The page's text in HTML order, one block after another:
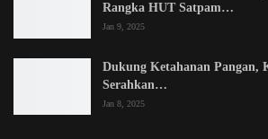
Rangka HUT Satpam…
Jan 9, 2025
Dukung Ketahanan Pangan,
Serahkan…
Jan 8, 2025